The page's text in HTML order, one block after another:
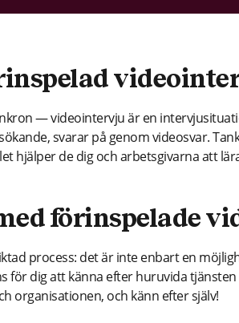
— videointervju är en
svarar på genom videosvar.
hjälper de dig och arbetsgivarna att
förinspelade
process: det är inte enbart en
för dig att känna efter huruvida
organisationen, och känn efter själv!